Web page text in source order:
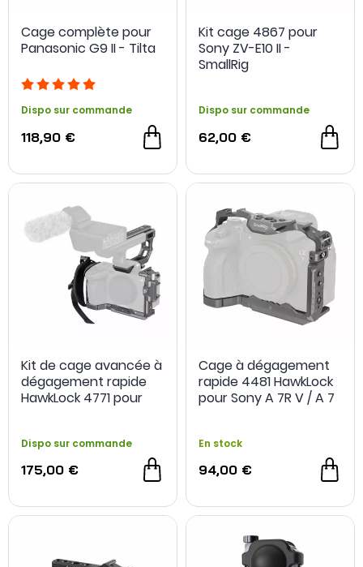
Cage complète pour
Panasonic G9 II - Tilta
Dispo sur commande
118,90 €
Kit cage 4867 pour
Sony ZV-E10 II -
SmallRig
Dispo sur commande
62,00 €
Kit de cage avancée à
dégagement rapide
HawkLock 4771 pour
Dispo sur commande
175,00 €
Cage à dégagement
rapide 4481 HawkLock
pour Sony A 7R V / A 7
En stock
94,00 €